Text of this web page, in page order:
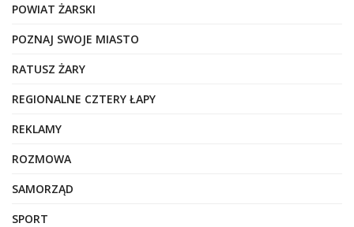
POWIAT ŻARSKI
POZNAJ SWOJE MIASTO
RATUSZ ŻARY
REGIONALNE CZTERY ŁAPY
REKLAMY
ROZMOWA
SAMORZĄD
SPORT